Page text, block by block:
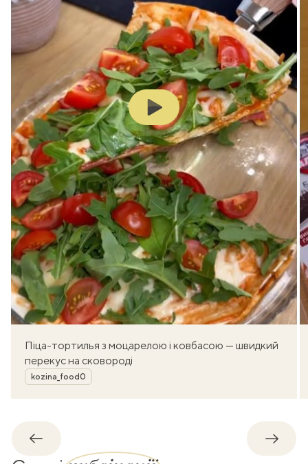
Play
Піца-тортилья з моцарелою і ковбасою — швидкий
перекус на сковороді
Автор
kozina_food0
Назад